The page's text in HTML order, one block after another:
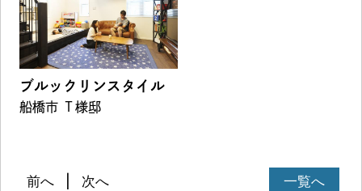
ブルックリンスタイル
船橋市 Ｔ様邸
一覧へ
前へ 次へ